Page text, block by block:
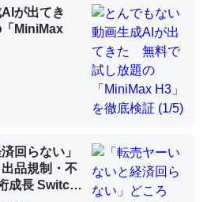
学の大問題＝「昆虫はなぜ海にいな
・ウミグモ）はカルシウムを使わ
だが、酵素が違うのか？
が出てき
MiniMax
回らない」
品規制・不
成長 Switch